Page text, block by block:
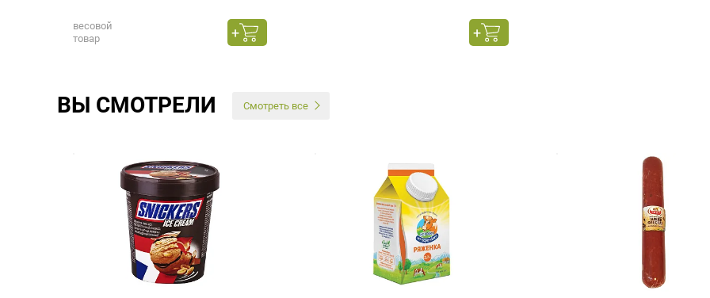
весовой
товар
ВЫ СМОТРЕЛИ Смотреть все